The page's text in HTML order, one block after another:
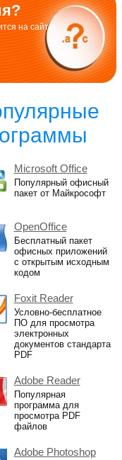
на сайте.
Microsoft Office
Популярный офисный
пакет от Майкрософт
OpenOffice
Бесплатный пакет
офисных приложений
с открытым исходным
кодом
Foxit Reader
Условно-бесплатное
ПО для просмотра
электронных
документов стандарта
PDF
Adobe Reader
Популярная
программа для
просмотра PDF
файлов
Adobe Photoshop